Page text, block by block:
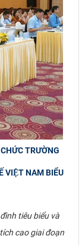
TRƯỜNG
VIỆT NAM BIỂU
tiêu biểu và
cao giai đoạn